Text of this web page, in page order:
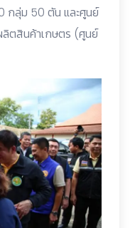
กลุ่ม 50 ตัน และศูนย์
ลิตสินค้าเกษตร (ศูนย์